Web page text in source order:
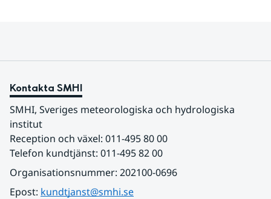
Kontakta SMHI
SMHI, Sveriges meteorologiska och hydrologiska
institut
Reception och växel: 011-495 80 00
Telefon kundtjänst: 011-495 82 00
Organisationsnummer: 202100-0696
Epost: kundtjanst@smhi.se